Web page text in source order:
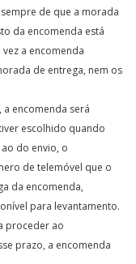
de que a morada
da encomenda está
a encomenda
de entrega, nem os
a encomenda será
escolhido quando
do envio, o
de telemóvel que o
da encomenda,
para levantamento.
proceder ao
prazo, a encomenda